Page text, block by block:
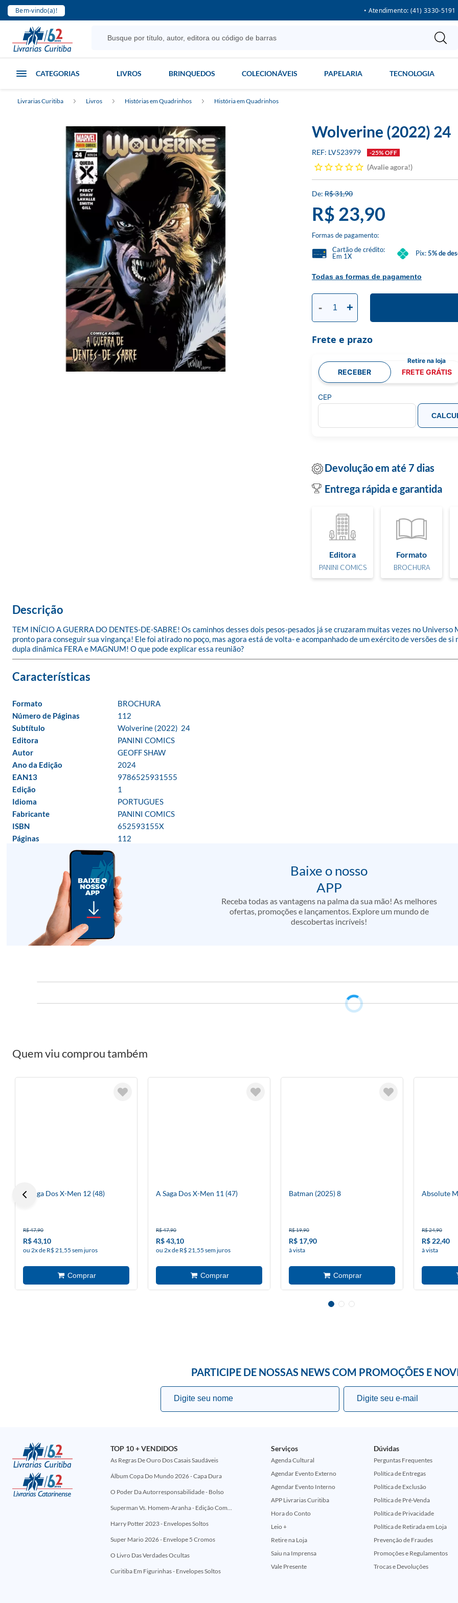
Bem-vindo(a)! • Atendimento: (41) 3330-5191
CATEGORIAS LIVROS BRINQUEDOS COLECIONÁVEIS PAPELARIA TECNOLOGIA
Livrarias Curitiba Livros Histórias em Quadrinhos História em Quadrinhos
Wolverine (2022) 24
LV523979 -25% OFF
Avalie agora!
R$ 31,90
R$ 23,90
Formas de pagamento:
Todas as formas de pagamento
Cartão de crédito:
Em 1X
Pix:5% de
- +
Frete e prazo
RECEBER FRETE GRÁTIS
CEP
Devolução em até 7 dias
Entrega rápida e garantida
Editora
PANINI COMICS
Formato
BROCHURA
Descrição
TEM INÍCIO A GUERRA DO DENTES-DE-SABRE! Os caminhos desses dois pesos-pesados já se cruzaram muitas vezes no
pronto para conseguir sua vingança! Ele foi atirado no poço, mas agora está de volta- e acompanhado de um exército de versões de
dupla dinâmica FERA e MAGNUM! O que pode explicar essa reunião?
Formato
BROCHURA
Número de Páginas
112
Subtítulo
Wolverine (2022)  24
Editora
PANINI COMICS
Autor
GEOFF SHAW
Ano da Edição
2024
EAN13
9786525931555
Edição
1
Idioma
PORTUGUES
Fabricante
PANINI COMICS
ISBN
652593155X
Páginas
112
Baixe o nosso
APP
Receba todas as vantagens na palma da sua mão! As melhores
ofertas, promoções e lançamentos. Explore um mundo de
descobertas incríveis!
Quem viu comprou também
A Saga Dos X-Men 12 (48)
R$ 47,90
R$ 43,10
ou 2x de R$ 21,55 sem juros
A Saga Dos X-Men 11 (47)
R$ 47,90
R$ 43,10
ou 2x de R$ 21,55 sem juros
Batman (2025) 8
R$ 19,90
R$ 17,90
à vista
Absolute
R$ 24,90
R$ 22,40
à vista
PARTICIPE DE NOSSAS NEWS COM PROMOÇÕES E
TOP 10 + VENDIDOS
As Regras De Ouro Dos Casais Saudáveis
Álbum Copa Do Mundo 2026 - Capa Dura
O Poder Da Autorresponsabilidade - Bolso
Superman Vs. Homem-Aranha - Edição Comemorativa 50 Anos (Encontros Clássicos Dc E Marvel)
Harry Potter 2023 - Envelopes Soltos
Super Mario 2026 - Envelope 5 Cromos
O Livro Das Verdades Ocultas
Curitiba Em Figurinhas - Envelopes Soltos
Serviços
Agenda Cultural
Agendar Evento Externo
Agendar Evento Interno
APP Livrarias Curitiba
Hora do Conto
Leio +
Retire na Loja
Saiu na Imprensa
Vale Presente
Dúvidas
Perguntas Frequentes
Política de Entregas
Política de Exclusão
Política de Pré-Venda
Política de Privacidade
Política de Retirada em Loja
Prevenção de Fraudes
Promoções e Regulamentos
Trocas e Devoluções